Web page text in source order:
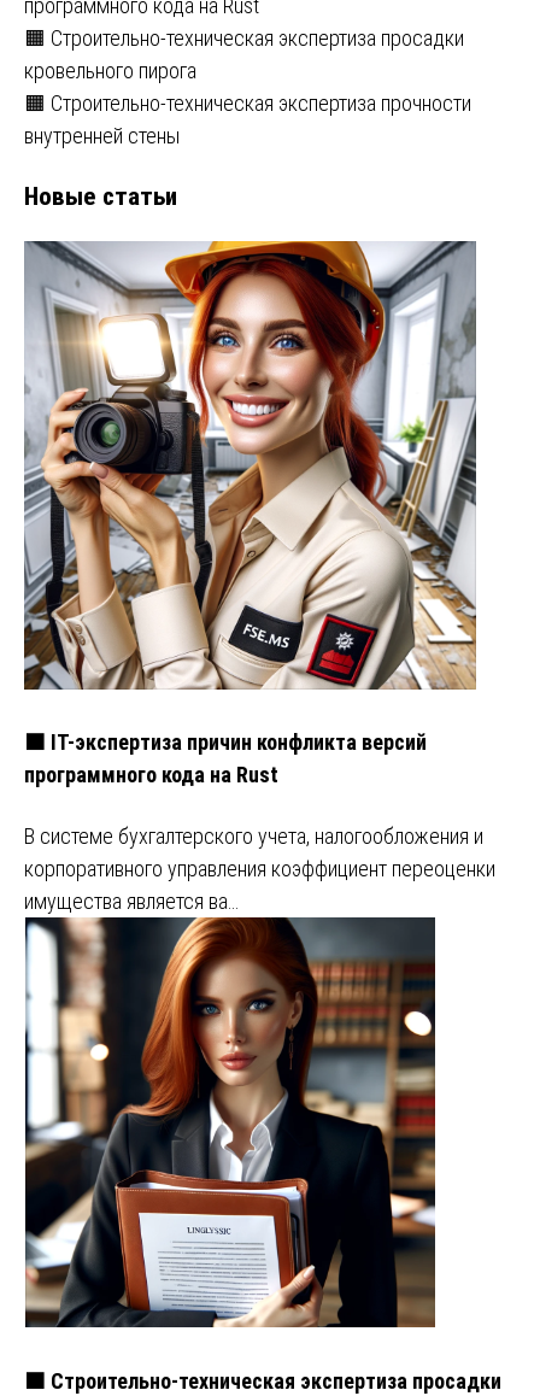
программного кода на Rust
🟧 Строительно-техническая экспертиза просадки
кровельного пирога
🟧 Строительно-техническая экспертиза прочности
внутренней стены
Новые статьи
🟧 IT-экспертиза причин конфликта версий
программного кода на Rust
В системе бухгалтерского учета, налогообложения и
корпоративного управления коэффициент переоценки
имущества является ва…
🟧 Строительно-техническая экспертиза просадки